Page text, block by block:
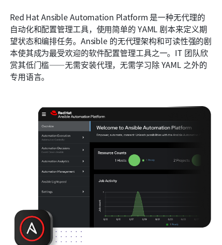
Red Hat Ansible Automation Platform 是一种无代理的
自动化和配置管理工具，使用简单的 YAML 剧本来定义期
望状态和编排任务。Ansible 的无代理架构和可读性强的剧
本使其成为最受欢迎的软件配置管理工具之一。IT 团队欣
赏其低门槛——无需安装代理，无需学习除 YAML 之外的
专用语言。